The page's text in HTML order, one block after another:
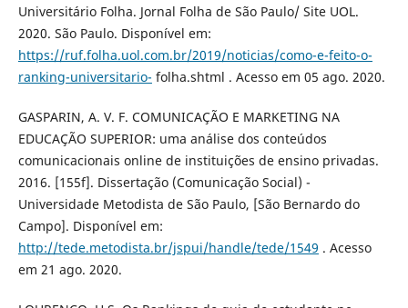
Universitário Folha. Jornal Folha de São Paulo/ Site UOL.
2020. São Paulo. Disponível em:
https://ruf.folha.uol.com.br/2019/noticias/como-e-feito-o-
ranking-universitario- folha.shtml . Acesso em 05 ago. 2020.
GASPARIN, A. V. F. COMUNICAÇÃO E MARKETING NA
EDUCAÇÃO SUPERIOR: uma análise dos conteúdos
comunicacionais online de instituições de ensino privadas.
2016. [155f]. Dissertação (Comunicação Social) -
Universidade Metodista de São Paulo, [São Bernardo do
Campo]. Disponível em:
http://tede.metodista.br/jspui/handle/tede/1549 . Acesso
em 21 ago. 2020.